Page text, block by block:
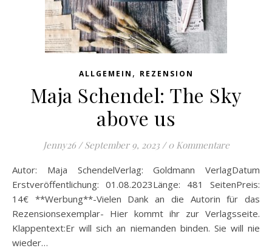
ALLGEMEIN , REZENSION
Maja Schendel: The Sky
above us
Jenny26 / September 9, 2023 / 0 Kommentare
Autor: Maja SchendelVerlag: Goldmann VerlagDatum
Erstveröffentlichung: 01.08.2023Länge: 481 SeitenPreis:
14€ **Werbung**-Vielen Dank an die Autorin für das
Rezensionsexemplar- Hier kommt ihr zur Verlagsseite.
Klappentext:Er will sich an niemanden binden. Sie will nie
wieder…